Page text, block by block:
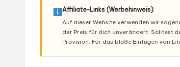
Affiliate-Links (Werbehinweis)
Auf dieser Website verwenden wir
der Preis für dich unverändert. Solltest
Provision. Für das bloße Einfügen von